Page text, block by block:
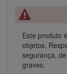
Este produto
objetos.
segurança,
graves.